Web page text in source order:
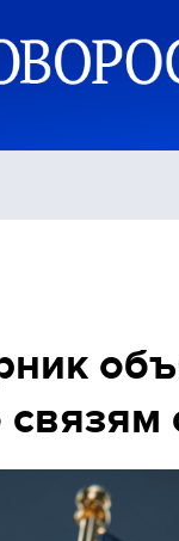
связям